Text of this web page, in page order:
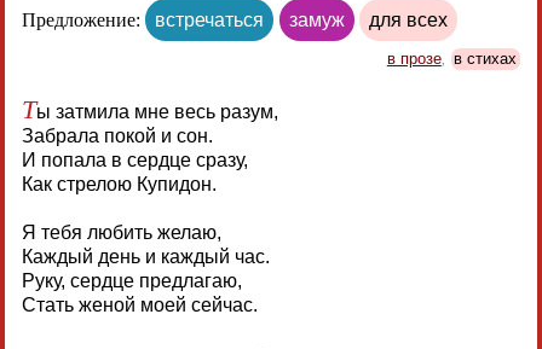
Предложение: встречаться замуж для всех
в прозе, в стихах
Ты затмила мне весь разум,
Забрала покой и сон.
И попала в сердце сразу,
Как стрелою Купидон.
Я тебя любить желаю,
Каждый день и каждый час.
Руку, сердце предлагаю,
Стать женой моей сейчас.